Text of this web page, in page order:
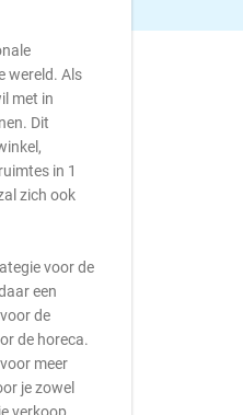
wereld. Als
met in
Dit
in 1
zich ook
voor de
een
de
de horeca.
meer
je zowel